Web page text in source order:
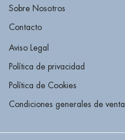
Sobre Nosotros
Contacto
Aviso Legal
Política de privacidad
Política de Cookies
Condiciones generales de venta